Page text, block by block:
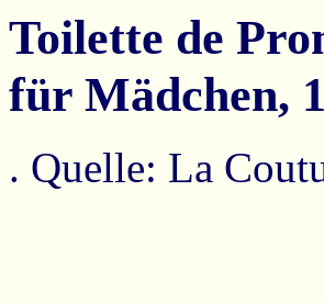
Toilette de
für Mädchen,
. Quelle: La